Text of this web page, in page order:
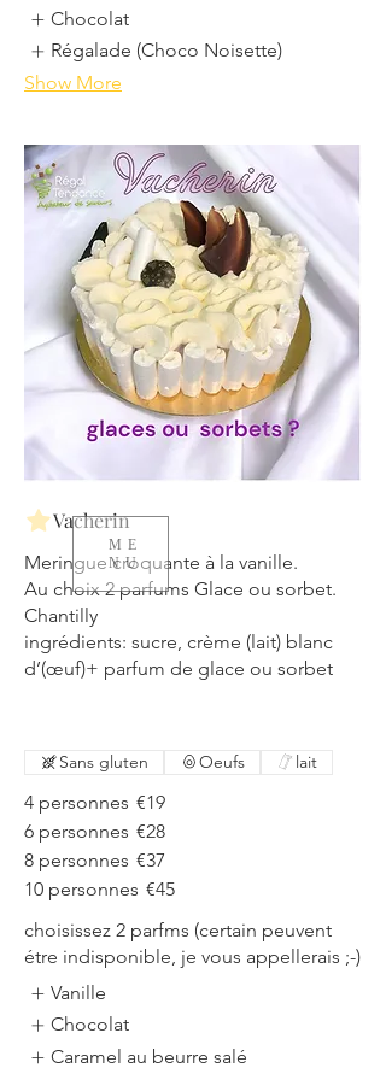
ME
NU
Chocolat
Régalade (Choco Noisette)
Show More
Vacherin
Meringue croquante à la vanille.
Au choix 2 parfums Glace ou sorbet.
Chantilly
ingrédients: sucre, crème (lait) blanc
d’(œuf)+ parfum de glace ou sorbet
4 personnes €19
6 personnes €28
8 personnes €37
10 personnes €45
Sans gluten Oeufs lait
choisissez 2 parfms (certain peuvent
étre indisponible, je vous appellerais ;-)
Vanille
Chocolat
Caramel au beurre salé